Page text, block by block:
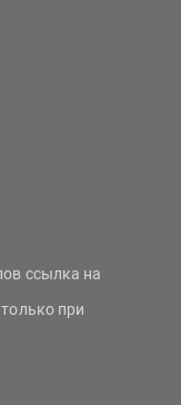
ссылка на
при